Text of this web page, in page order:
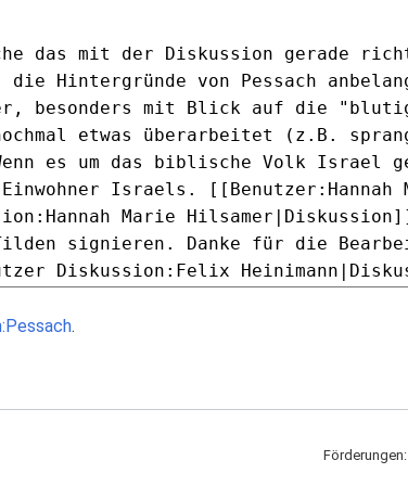
.
Förderungen: